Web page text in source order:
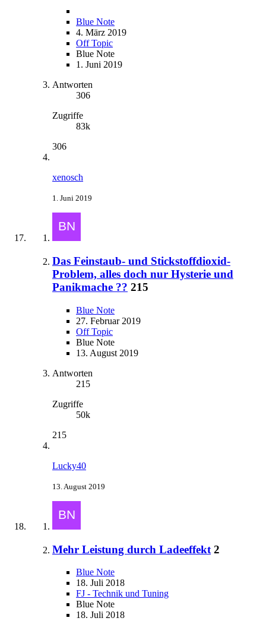
Blue Note
4. März 2019
Off Topic
Blue Note
1. Juni 2019
Antworten
306
Zugriffe
83k
306
xenosch
1. Juni 2019
Das Feinstaub- und Stickstoffdioxid-
Problem, alles doch nur Hysterie und
Panikmache ?? 215
Blue Note
27. Februar 2019
Off Topic
Blue Note
13. August 2019
Antworten
215
Zugriffe
50k
215
Lucky40
13. August 2019
Mehr Leistung durch Ladeeffekt 2
Blue Note
18. Juli 2018
FJ - Technik und Tuning
Blue Note
18. Juli 2018